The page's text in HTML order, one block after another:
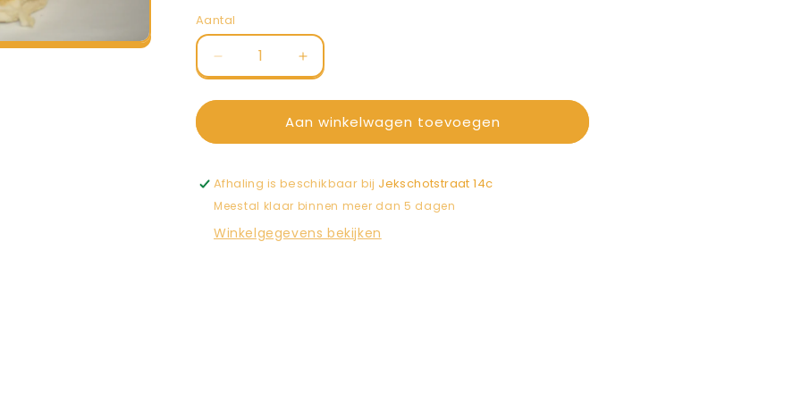
Aantal
Aantal
Aantal
verlagen
voor
Gesorteerd
6
Aantal
verhogen
voor
Gesorteerd
Aan winkelwagen toevoegen
Afhaling is beschikbaar bij Jekschotstraat 14c
Meestal klaar binnen meer dan 5 dagen
Winkelgegevens bekijken